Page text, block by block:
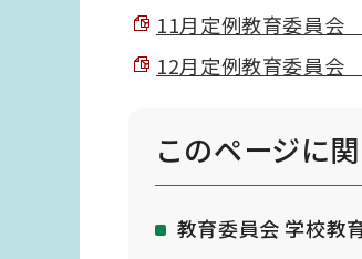
11月定例教育委員会
12月定例教育委員会
このページに
教育委員会 学校教